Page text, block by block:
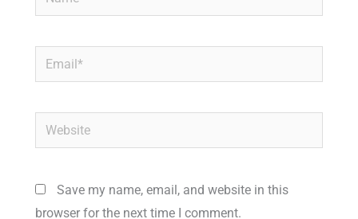
Email*
Website
Save my name, email, and website in this
browser for the next time I comment.